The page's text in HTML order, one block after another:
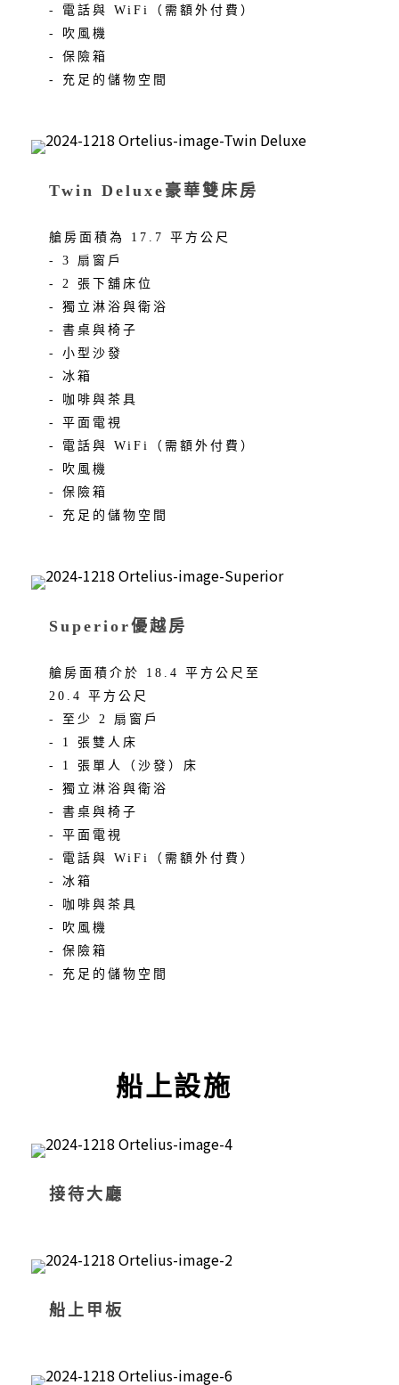
- 電話與 WiFi（需額外付費）
- 吹風機
- 保險箱
- 充足的儲物空間
Twin Deluxe豪華雙床房
艙房面積為 17.7 平方公尺
- 3 扇窗戶
- 2 張下舖床位
- 獨立淋浴與衛浴
- 書桌與椅子
- 小型沙發
- 冰箱
- 咖啡與茶具
- 平面電視
- 電話與 WiFi（需額外付費）
- 吹風機
- 保險箱
- 充足的儲物空間
Superior優越房
艙房面積介於 18.4 平方公尺至
20.4 平方公尺
- 至少 2 扇窗戶
- 1 張雙人床
- 1 張單人（沙發）床
- 獨立淋浴與衛浴
- 書桌與椅子
- 平面電視
- 電話與 WiFi（需額外付費）
- 冰箱
- 咖啡與茶具
- 吹風機
- 保險箱
- 充足的儲物空間
船上設施
接待大廳
船上甲板